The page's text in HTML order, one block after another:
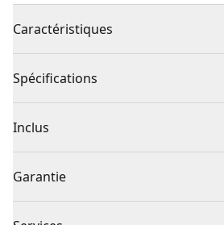
Caractéristiques
déport de 15°
clés bien rangées
Mécanisme réversible : cliquet à
de reprise de 5°pour une
Œil 12 pans à cliquet : pour
Spécifications
Type de produit
Individuel ou
ensemble
Inclus
Garantie